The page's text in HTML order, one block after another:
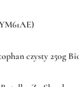
czysty 250g